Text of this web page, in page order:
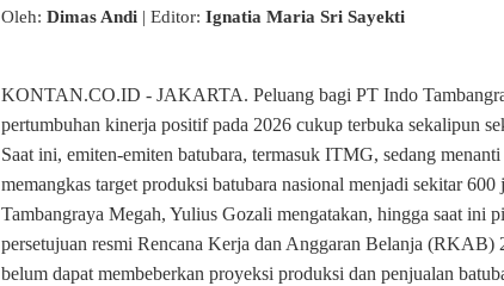
Oleh: Dimas Andi | Editor: Ignatia Maria Sri Sayekti
KONTAN.CO.ID - JAKARTA. Peluang bagi PT Indo
pertumbuhan kinerja positif pada 2026 cukup terbuka sekalipun
Saat ini, emiten-emiten batubara, termasuk ITMG, sedang
memangkas target produksi batubara nasional menjadi sekitar 600
Tambangraya Megah, Yulius Gozali mengatakan, hingga saat ini
persetujuan resmi Rencana Kerja dan Anggaran Belanja
belum dapat membeberkan proyeksi produksi dan penjualan